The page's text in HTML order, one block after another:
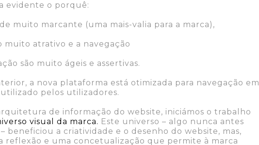
evidente o porquê:
muito marcante (uma mais-valia para a marca),
muito atrativo e a navegação
são muito ágeis e assertivas.
a nova plataforma está otimizada para navegação em
pelos utilizadores.
de informação do website, iniciámos o trabalho
visual da marca. Este universo – algo nunca antes
beneficiou a criatividade e o desenho do website, mas,
reflexão e uma concetualização que permite à marca